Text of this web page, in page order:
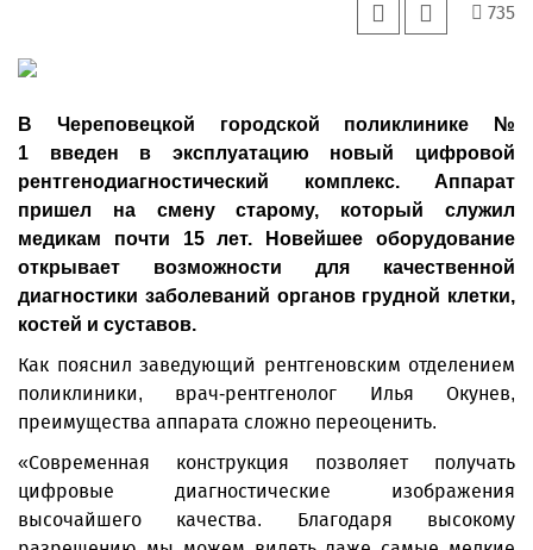
735
В Череповецкой городской поликлинике №
1 введен в эксплуатацию новый цифровой
рентгенодиагностический комплекс. Аппарат
пришел на смену старому, который служил
медикам почти 15 лет. Новейшее оборудование
открывает возможности для качественной
диагностики заболеваний органов грудной клетки,
костей и суставов.
Как пояснил заведующий рентгеновским отделением
поликлиники, врач-рентгенолог Илья Окунев,
преимущества аппарата сложно переоценить.
«Современная конструкция позволяет получать
цифровые диагностические изображения
высочайшего качества. Благодаря высокому